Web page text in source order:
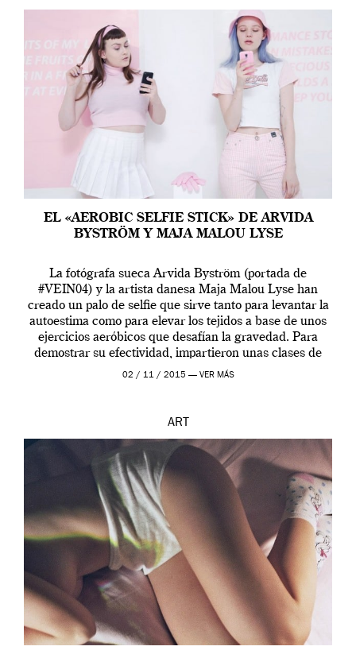
EL «AEROBIC SELFIE STICK» DE ARVIDA
BYSTRÖM Y MAJA MALOU LYSE
La fotógrafa sueca Arvida Byström (portada de
#VEIN04) y la artista danesa Maja Malou Lyse han
creado un palo de selfie que sirve tanto para levantar la
autoestima como para elevar los tejidos a base de unos
ejercicios aeróbicos que desafían la gravedad. Para
demostrar su efectividad, impartieron unas clases de
prueba en el Tate […]
02 / 11 / 2015 — VER MÁS
ART